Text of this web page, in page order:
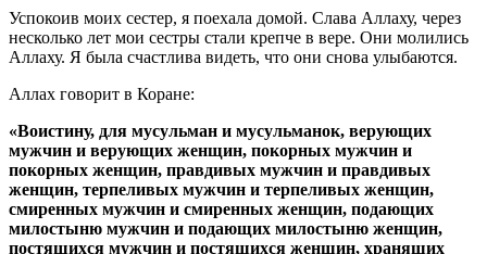
Успокоив моих сестер, я поехала домой. Слава Аллаху, через
несколько лет мои сестры стали крепче в вере. Они молились
Аллаху. Я была счастлива видеть, что они снова улыбаются.
Аллах говорит в Коране:
«Воистину, для мусульман и мусульманок, верующих
мужчин и верующих женщин, покорных мужчин и
покорных женщин, правдивых мужчин и правдивых
женщин, терпеливых мужчин и терпеливых женщин,
смиренных мужчин и смиренных женщин, подающих
милостыню мужчин и подающих милостыню женщин,
постящихся мужчин и постящихся женщин, хранящих